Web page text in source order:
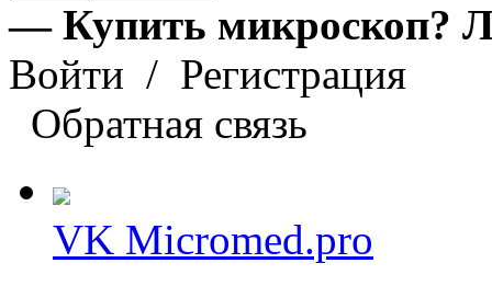
— Купить микроскоп?
Войти / Регистрация
Обратная связь
VK Micromed.pro